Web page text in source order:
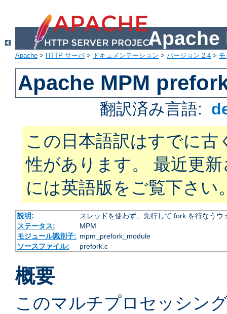
Apache
Apache > HTTP サーバ> ドキュメンテーション > バージョン 2.4 >
Apache MPM
翻訳済み言語:
この日本語訳はすでに古
性があります。 最近更
には英語版をご覧下さい
説明:
スレッドを使わず、先行して fork を行なうウ
ステータス:
MPM
モジュール識別子: mpm_prefork_module
ソースファイル:
prefork.c
概要
このマルチプロセッシン